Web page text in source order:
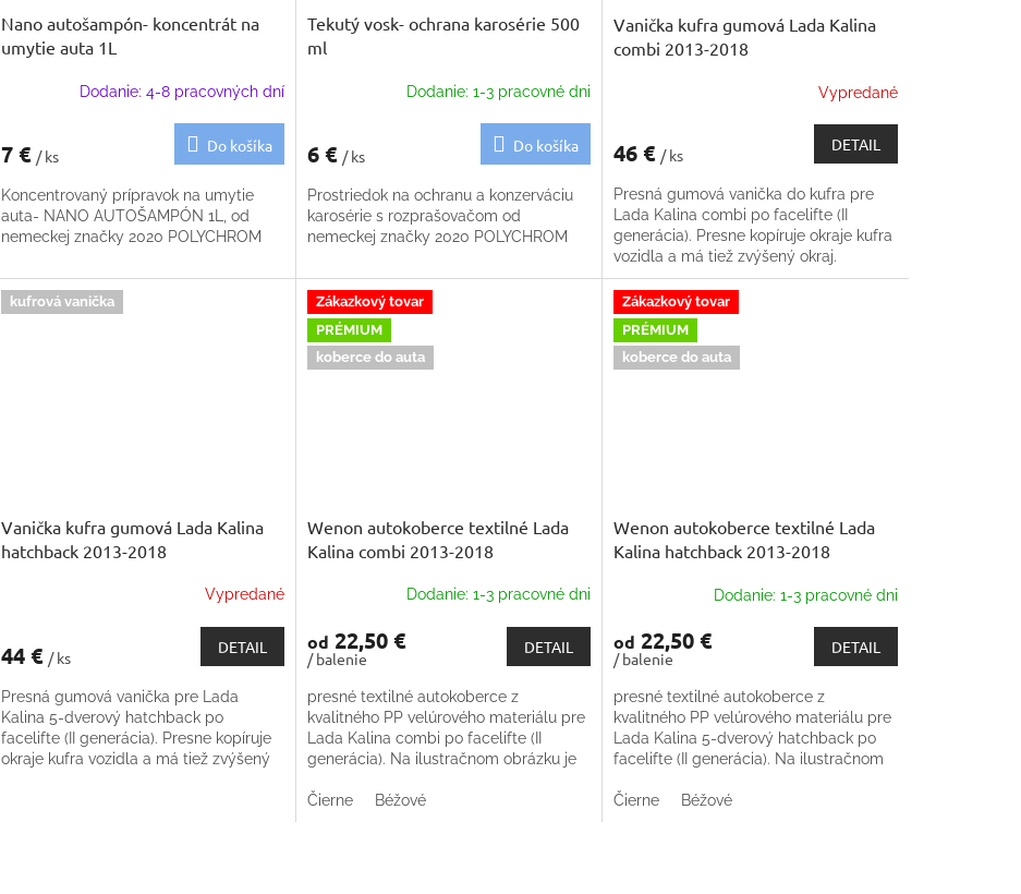
Nano autošampón- koncentrát na
umytie auta 1L
Dodanie: 4-8 pracovných dní
7 € / ks
Do košíka
Koncentrovaný prípravok na umytie
auta- NANO AUTOŠAMPÓN 1L, od
nemeckej značky 2020 POLYCHROM
Tekutý vosk- ochrana karosérie 500
ml
Dodanie: 1-3 pracovné dni
6 € / ks
Do košíka
Prostriedok na ochranu a konzerváciu
karosérie s rozprašovačom od
nemeckej značky 2020 POLYCHROM
Vanička kufra gumová Lada Kalina
combi 2013-2018
Vypredané
46 € / ks
DETAIL
Presná gumová vanička do kufra pre
Lada Kalina combi po facelifte (II
generácia). Presne kopíruje okraje kufra
vozidla a má tiež zvýšený okraj.
Protišmyková celá ložná plocha
kufrová vanička
Vanička kufra gumová Lada Kalina
hatchback 2013-2018
Vypredané
44 € / ks
DETAIL
Presná gumová vanička pre Lada
Kalina 5-dverový hatchback po
facelifte (II generácia). Presne kopíruje
okraje kufra vozidla a má tiež zvýšený
Zákazkový tovar
PRÉMIUM
koberce do auta
Wenon autokoberce textilné Lada
Kalina combi 2013-2018
Dodanie: 1-3 pracovné dni
od 22,50 €
/ balenie
DETAIL
presné textilné autokoberce z
kvalitného PP velúrového materiálu pre
Lada Kalina combi po facelifte (II
generácia). Na ilustračnom obrázku je
Trieda kvality...
Čierne Béžové
Zákazkový tovar
PRÉMIUM
koberce do auta
Wenon autokoberce textilné Lada
Kalina hatchback 2013-2018
Dodanie: 1-3 pracovné dni
od 22,50 €
/ balenie
DETAIL
presné textilné autokoberce z
kvalitného PP velúrového materiálu pre
Lada Kalina 5-dverový hatchback po
facelifte (II generácia). Na ilustračnom
Octavie. Trieda...
Čierne Béžové